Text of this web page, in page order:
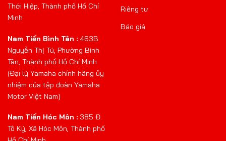
Thới Hiệp, Thành phố Hồ Chí
Minh
Nam Tiến Bình Tân : 463B
Nguyễn Thị Tú, Phường Bình
Tân, Thành phố Hồ Chí Minh
(Đại lý Yamaha chính hãng ủy
nhiệm của tập đoàn Yamaha
Motor Việt Nam)
Nam Tiến Hóc Môn : 385 Đ.
Tô Ký, Xã Hóc Môn, Thành phố
Riêng tư
Báo giá